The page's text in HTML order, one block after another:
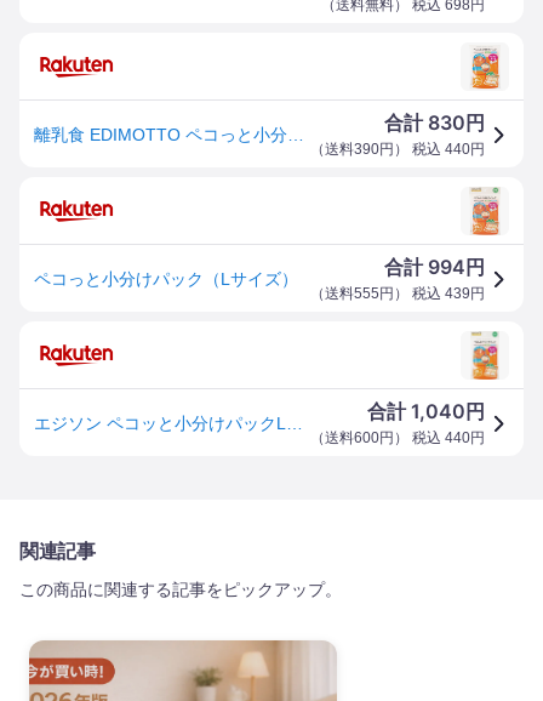
（送料無料） 税込 698 円
合計 830 円
（送料390円 ） 税込 440円
ペコっと小分けパック（Lサイズ）
合計 994 円
（送料555円 ） 税込 439 円
合計1,040 円
（送料600円 ） 税込 440円
関連記事
この商品に関連する記事をピックアップ。